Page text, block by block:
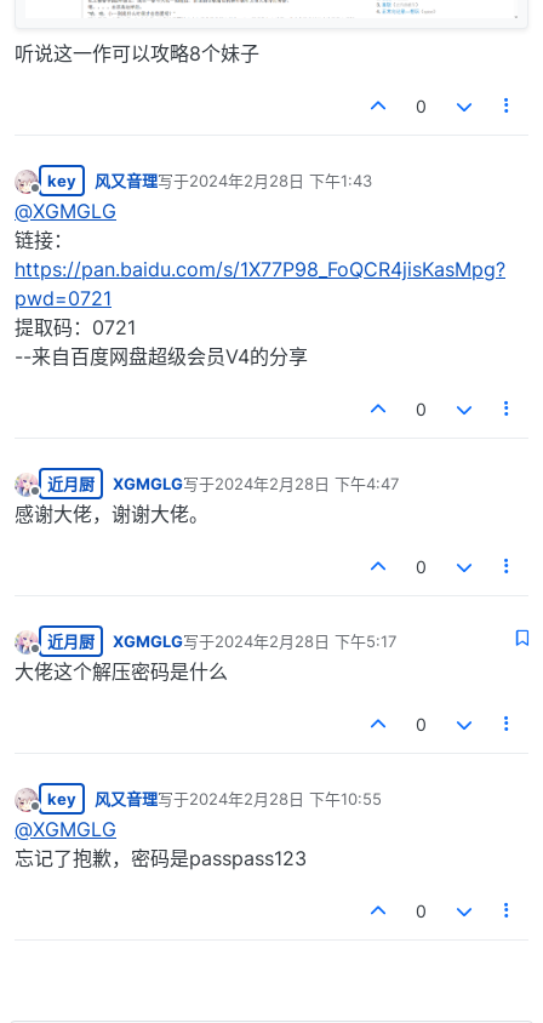
听说这一作可以攻略8个妹子
0
离线
key 风又音理写于2024年2月28日 下午1:43
最后由 编辑
@XGMGLG
链接：
https://pan.baidu.com/s/1X77P98_FoQCR4jisKasMpg?
pwd=0721
提取码：0721
--来自百度网盘超级会员V4的分享
0
离线
近月厨 XGMGLG写于2024年2月28日 下午4:47
最后由 编辑
感谢大佬，谢谢大佬。
0
离线
近月厨 XGMGLG写于2024年2月28日 下午5:17
最后由 编辑
大佬这个解压密码是什么
0
离线
key 风又音理写于2024年2月28日 下午10:55
最后由 编辑
@XGMGLG
忘记了抱歉，密码是passpass123
0